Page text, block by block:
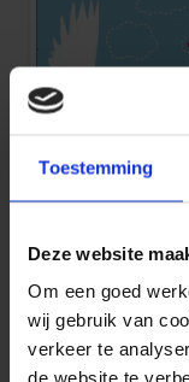
Toestemming
Deze website
Om een goed
wij gebruik van
verkeer te
de website te
€54.10